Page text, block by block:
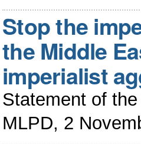
Stop the
the Middle
imperialist
Statement of
MLPD, 2